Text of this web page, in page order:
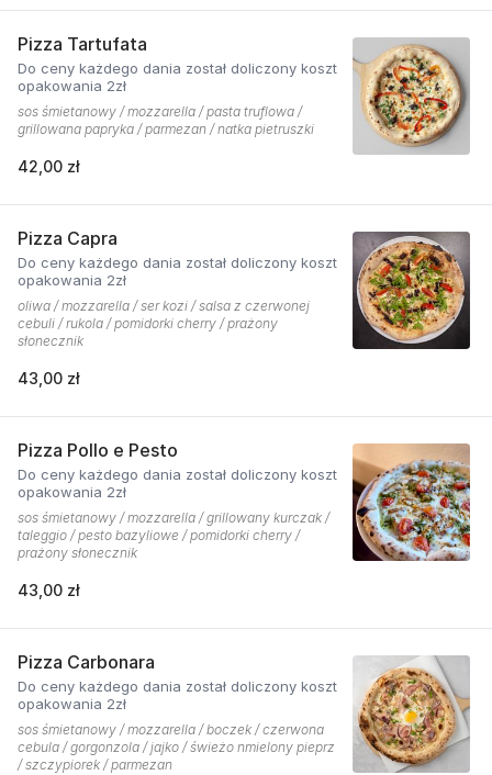
Pizza Tartufata
Do ceny każdego dania został doliczony koszt
opakowania 2zł
sos śmietanowy / mozzarella / pasta truflowa /
grillowana papryka / parmezan / natka pietruszki
42,00 zł
Pizza Capra
Do ceny każdego dania został doliczony koszt
opakowania 2zł
oliwa / mozzarella / ser kozi / salsa z czerwonej
cebuli / rukola / pomidorki cherry / prażony
słonecznik
43,00 zł
Pizza Pollo e Pesto
Do ceny każdego dania został doliczony koszt
opakowania 2zł
sos śmietanowy / mozzarella / grillowany kurczak /
taleggio / pesto bazyliowe / pomidorki cherry /
prażony słonecznik
43,00 zł
Pizza Carbonara
Do ceny każdego dania został doliczony koszt
opakowania 2zł
sos śmietanowy / mozzarella / boczek / czerwona
cebula / gorgonzola / jajko / świeżo nmielony pieprz
/ szczypiorek / parmezan